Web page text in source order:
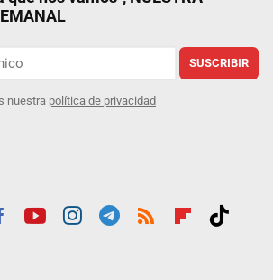
SUSCRIBIR
nuestra política de privacidad